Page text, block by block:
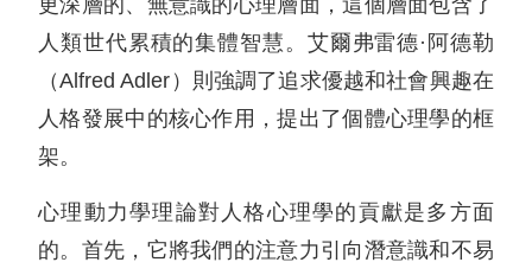
更深層的、無意識的心理層面，這個層面包含了
人類世代累積的集體智慧。艾爾弗雷德·阿德勒
（Alfred Adler）則強調了追求優越和社會興趣在
人格發展中的核心作用，提出了個體心理學的框
架。
心理動力學理論對人格心理學的貢獻是多方面
的。首先，它將我們的注意力引向潛意識和不易